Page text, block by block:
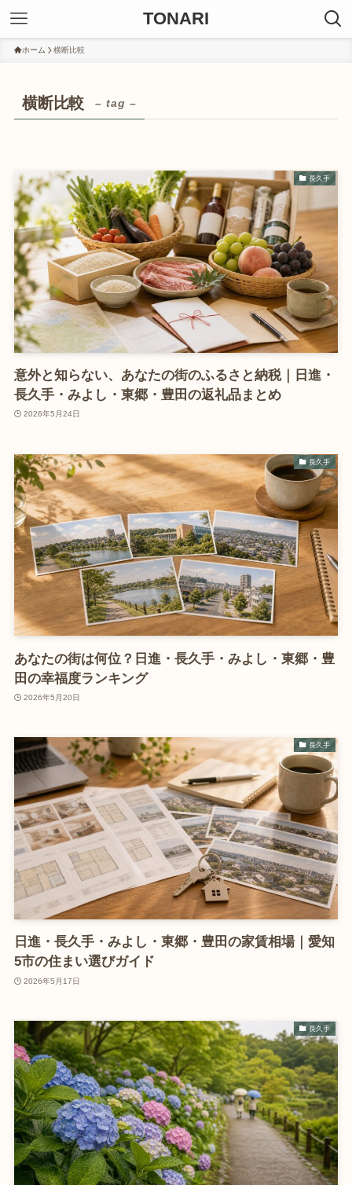
TONARI
ホーム 横断比較
横断比較 – tag –
長久手
意外と知らない、あなたの街のふるさと納税｜日進・
長久手・みよし・東郷・豊田の返礼品まとめ
2026年5月24日
長久手
あなたの街は何位？日進・長久手・みよし・東郷・豊
田の幸福度ランキング
2026年5月20日
長久手
日進・長久手・みよし・東郷・豊田の家賃相場｜愛知
5市の住まい選びガイド
2026年5月17日
長久手